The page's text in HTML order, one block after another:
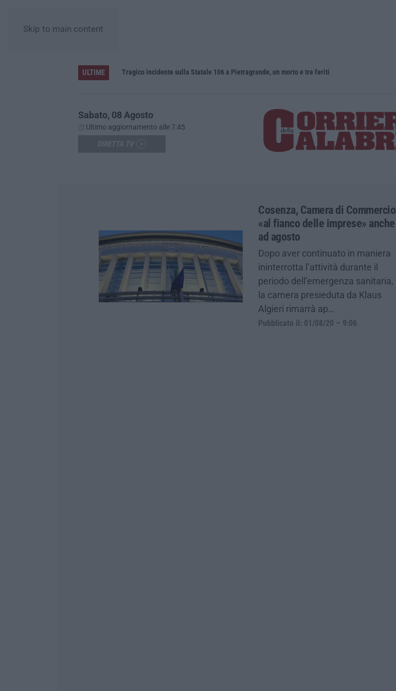
Skip to main content
ULTIME Tragico incidente sulla Statale 106 a Pietragrande, un morto e tre feriti
Sabato, 08 Agosto
Ultimo aggiornamento alle 7:45
Cosenza, Camera di Commercio
«al fianco delle imprese» anche
ad agosto
Dopo aver continuato in maniera
ininterrotta l’attività durante il
periodo dell’emergenza sanitaria,
la camera presieduta da Klaus
Algieri rimarrà ap…
Pubblicato il: 01/08/20 – 9:06